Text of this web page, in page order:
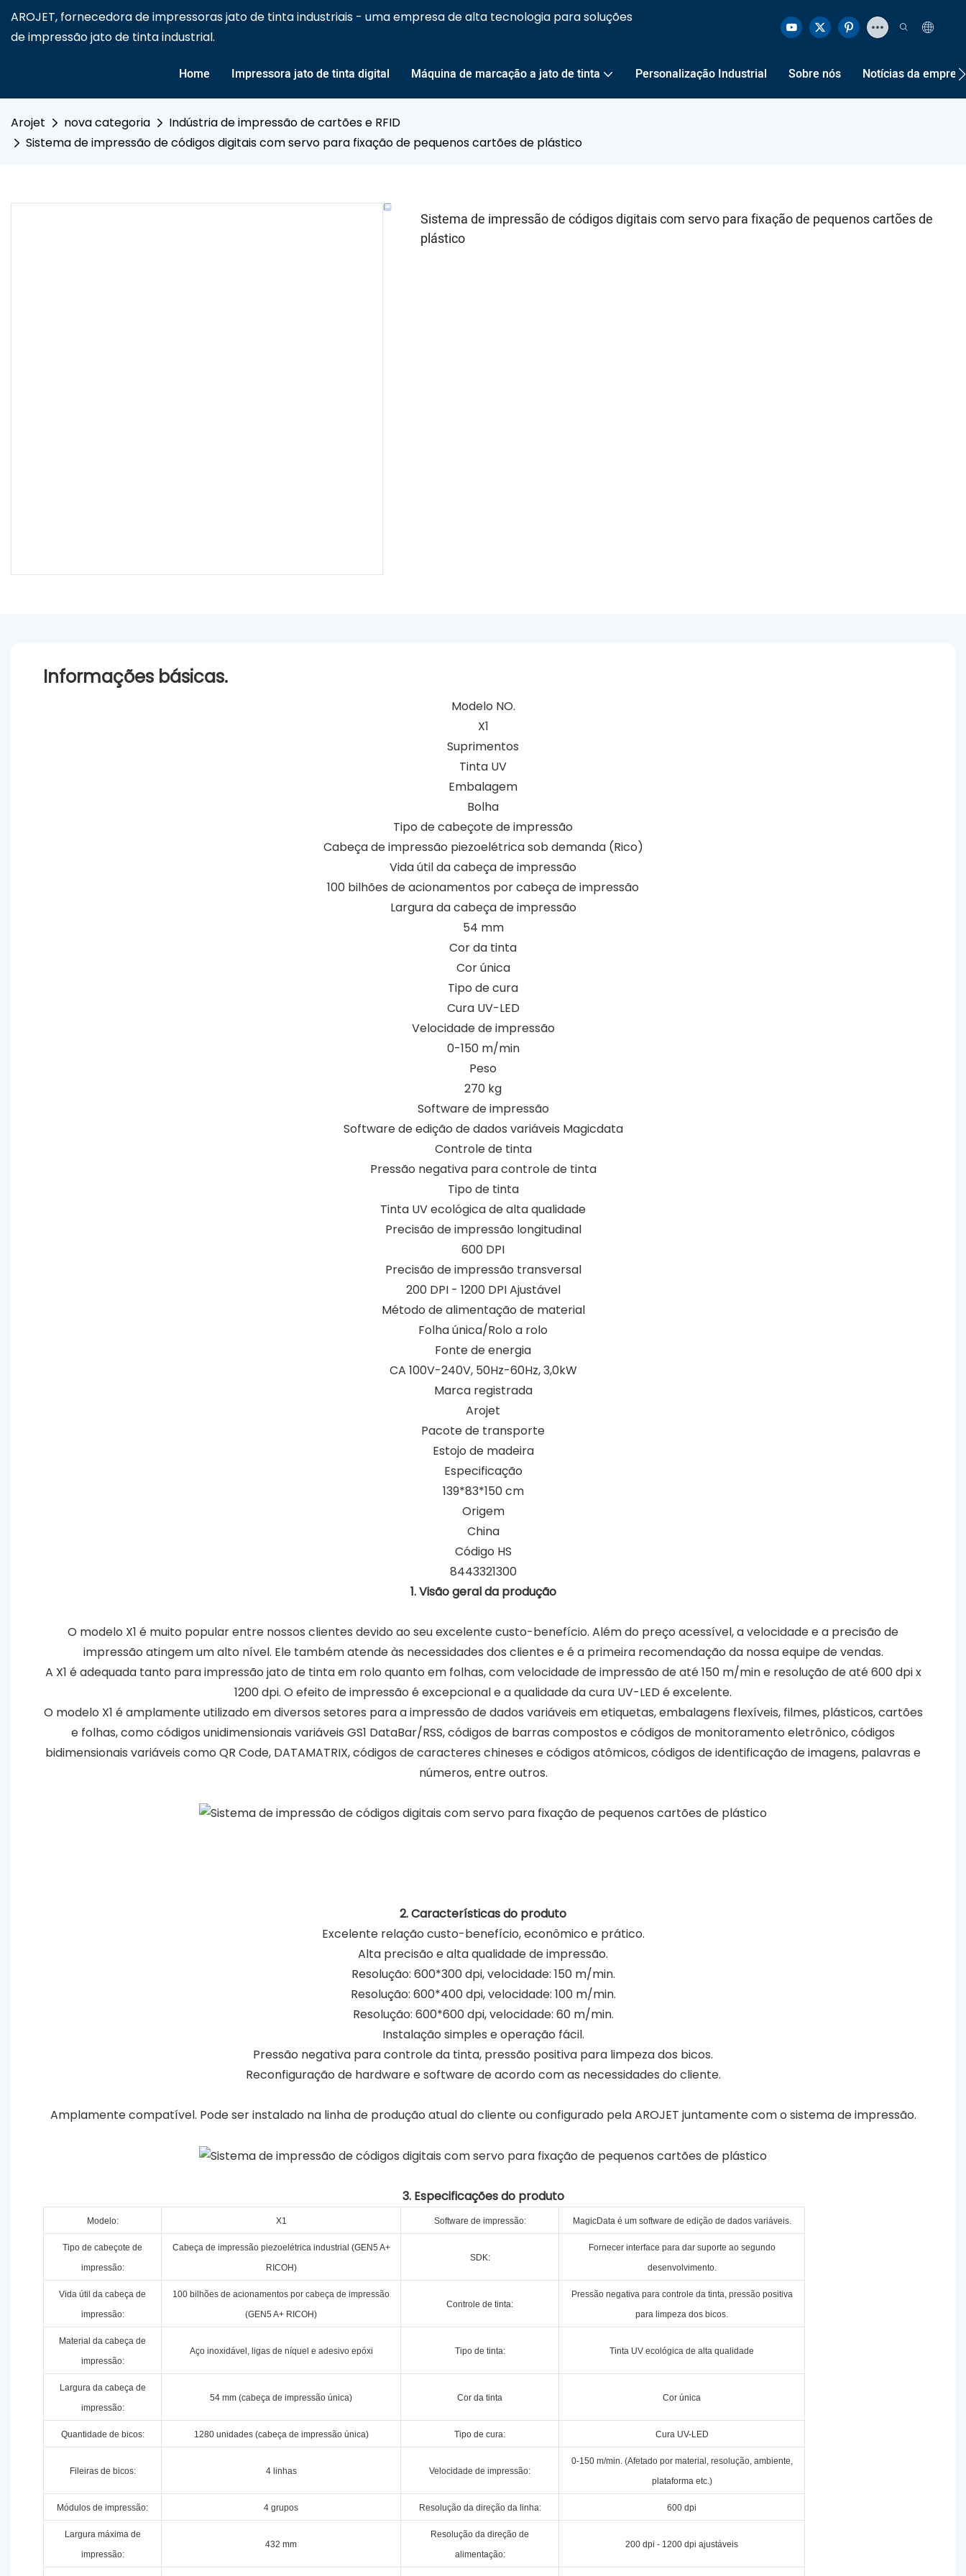
AROJET, fornecedora de impressoras jato de tinta industriais - uma empresa de alta tecnologia para soluções
de impressão jato de tinta industrial.
Home Impressora jato de tinta digital Máquina de marcação a jato de tinta Personalização Industrial Sobre nós Notícias da
Arojet nova categoria
Indústria de impressão de cartões e RFID
Sistema de impressão de códigos digitais com servo para fixação de pequenos cartões de plástico
Sistema de impressão de códigos digitais com servo para fixação de pequenos cartões de
plástico
Informações básicas.
Modelo NO.
X1
Suprimentos
Tinta UV
Embalagem
Bolha
Tipo de cabeçote de impressão
Cabeça de impressão piezoelétrica sob demanda (Rico)
Vida útil da cabeça de impressão
100 bilhões de acionamentos por cabeça de impressão
Largura da cabeça de impressão
54 mm
Cor da tinta
Cor única
Tipo de cura
Cura UV-LED
Velocidade de impressão
0-150 m/min
Peso
270 kg
Software de impressão
Software de edição de dados variáveis ​​Magicdata
Controle de tinta
Pressão negativa para controle de tinta
Tipo de tinta
Tinta UV ecológica de alta qualidade
Precisão de impressão longitudinal
600 DPI
Precisão de impressão transversal
200 DPI - 1200 DPI Ajustável
Método de alimentação de material
Folha única/Rolo a rolo
Fonte de energia
CA 100V-240V, 50Hz-60Hz, 3,0kW
Marca registrada
Arojet
Pacote de transporte
Estojo de madeira
Especificação
139*83*150 cm
Origem
China
Código HS
8443321300
1. Visão geral da produção
O modelo X1 é muito popular entre nossos clientes devido ao seu excelente custo-benefício. Além do preço acessível, a velocidade e a precisão de
impressão atingem um alto nível. Ele também atende às necessidades dos clientes e é a primeira recomendação da nossa equipe de vendas.
A X1 é adequada tanto para impressão jato de tinta em rolo quanto em folhas, com velocidade de impressão de até 150 m/min e resolução de até 600 dpi x
1200 dpi. O efeito de impressão é excepcional e a qualidade da cura UV-LED é excelente.
O modelo X1 é amplamente utilizado em diversos setores para a impressão de dados variáveis ​​em etiquetas, embalagens flexíveis, filmes, plásticos, cartões
e folhas, como códigos unidimensionais variáveis ​​GS1 DataBar/RSS, códigos de barras compostos e códigos de monitoramento eletrônico, códigos
bidimensionais variáveis ​​como QR Code, DATAMATRIX, códigos de caracteres chineses e códigos atômicos, códigos de identificação de imagens, palavras e
números, entre outros.
2. Características do produto
Excelente relação custo-benefício, econômico e prático.
Alta precisão e alta qualidade de impressão.
Resolução: 600*300 dpi, velocidade: 150 m/min.
Resolução: 600*400 dpi, velocidade: 100 m/min.
Resolução: 600*600 dpi, velocidade: 60 m/min.
Instalação simples e operação fácil.
Pressão negativa para controle da tinta, pressão positiva para limpeza dos bicos.
Reconfiguração de hardware e software de acordo com as necessidades do cliente.
Amplamente compatível. Pode ser instalado na linha de produção atual do cliente ou configurado pela AROJET juntamente com o sistema de impressão.
3. Especificações do produto
Modelo: X1 Software de impressão: MagicData é um software de edição de dados variáveis.
Tipo de cabeçote de
impressão:
Cabeça de impressão piezoelétrica industrial (GEN5 A+
RICOH)
SDK:
Fornecer interface para dar suporte ao segundo
desenvolvimento.
Vida útil da cabeça de
impressão:
100 bilhões de acionamentos por cabeça de impressão
(GEN5 A+ RICOH)
Controle de tinta:
Pressão negativa para controle da tinta, pressão positiva
para limpeza dos bicos.
Material da cabeça de
impressão:
Aço inoxidável, ligas de níquel e adesivo epóxi Tipo de tinta: Tinta UV ecológica de alta qualidade
Largura da cabeça de
impressão:
54 mm (cabeça de impressão única) Cor da tinta Cor única
Quantidade de bicos: 1280 unidades (cabeça de impressão única) Tipo de cura: Cura UV-LED
Fileiras de bicos: 4 linhas Velocidade de impressão:
0-150 m/min. (Afetado por material, resolução, ambiente,
plataforma etc.)
Módulos de impressão: 4 grupos Resolução da direção da linha: 600 dpi
Largura máxima de
impressão:
432 mm
Resolução da direção de
alimentação:
200 dpi - 1200 dpi ajustáveis